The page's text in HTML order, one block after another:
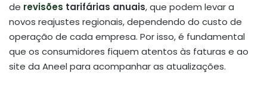
de revisões tarifárias anuais, que podem levar a
novos reajustes regionais, dependendo do custo de
operação de cada empresa. Por isso, é fundamental
que os consumidores fiquem atentos às faturas e ao
site da Aneel para acompanhar as atualizações.